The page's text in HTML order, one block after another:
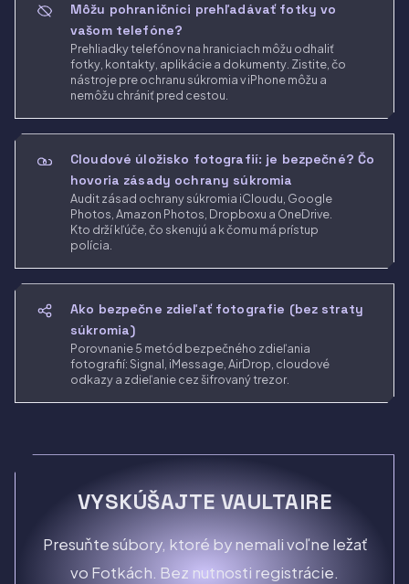
Môžu pohraničníci prehľadávať fotky vo
vašom telefóne?
Prehliadky telefónov na hraniciach môžu odhaliť
fotky, kontakty, aplikácie a dokumenty. Zistite, čo
nástroje pre ochranu súkromia v iPhone môžu a
nemôžu chrániť pred cestou.
Cloudové úložisko fotografií: je bezpečné? Čo
hovoria zásady ochrany súkromia
Audit zásad ochrany súkromia iCloudu, Google
Photos, Amazon Photos, Dropboxu a OneDrive.
Kto drží kľúče, čo skenujú a k čomu má prístup
polícia.
Ako bezpečne zdieľať fotografie (bez straty
súkromia)
Porovnanie 5 metód bezpečného zdieľania
fotografií: Signal, iMessage, AirDrop, cloudové
odkazy a zdieľanie cez šifrovaný trezor.
VYSKÚŠAJTE VAULTAIRE
Presuňte súbory, ktoré by nemali voľne ležať
vo Fotkách. Bez nutnosti registrácie.